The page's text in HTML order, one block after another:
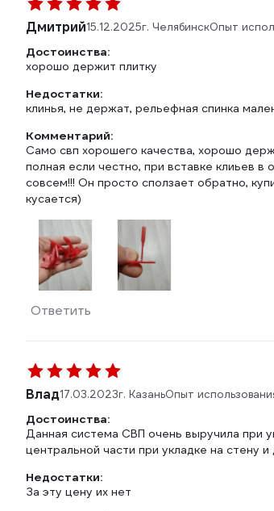
Дмитрий15.12.2025г. ЧелябинскОпыт
Достоинства:
хорошо держит плитку
Недостатки:
клинья, не держат, рельефная спинка
Комментарий:
Само свп хорошего качества, хорошо
полная если честно, при вставке клиьев
совсем!!! Он просто сползает обратно,
кусается)
Ответить
Влад17.03.2023г. КазаньОпыт
Достоинства:
Данная система СВП очень выручила при
центральной части при укладке на стену
Недостатки:
За эту цену их нет